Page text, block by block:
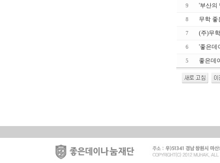
9 '부산의
8 무학 좋
7 (주)무
6 '좋은데
5 좋은데